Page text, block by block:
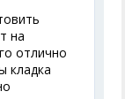
на
отлично
кладка